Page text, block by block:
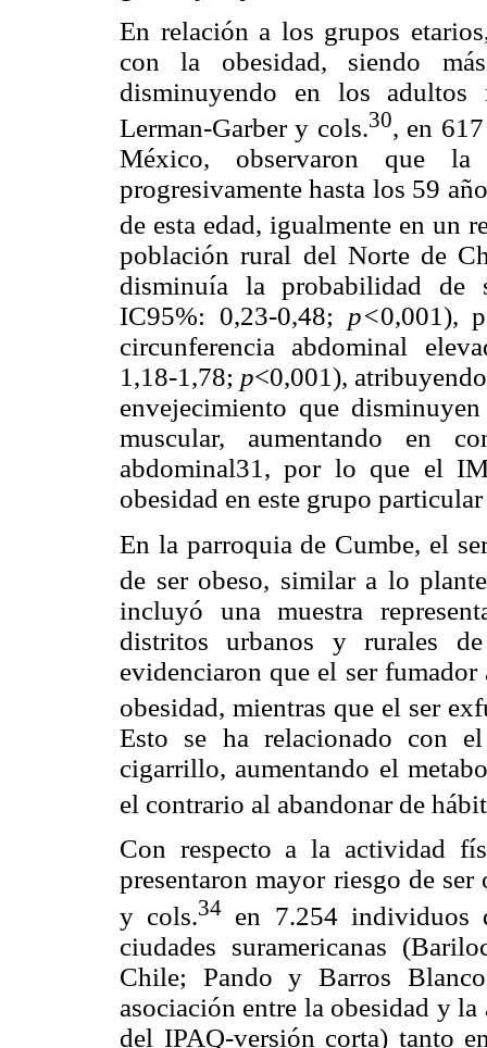
En relación a los grupos
con la obesidad, siendo
disminuyendo en los
Lerman-Garber y cols.30, en
México, observaron que la
progresivamente hasta los 59
de esta edad, igualmente en un
población rural del Norte de
disminuía la probabilidad de
IC95%: 0,23-0,48; p<0,001),
circunferencia abdominal
1,18-1,78; p<0,001),
envejecimiento que
muscular, aumentando en
abdominal31, por lo que el
obesidad en este grupo
En la parroquia de Cumbe, el
de ser obeso, similar a lo
incluyó una muestra
distritos urbanos y rurales
evidenciaron que el ser fumador
obesidad, mientras que el ser
Esto se ha relacionado con
cigarrillo, aumentando el
el contrario al abandonar de
Con respecto a la actividad
presentaron mayor riesgo de
y cols.34 en 7.254 individuos
ciudades suramericanas
Chile; Pando y Barros
asociación entre la obesidad y
del IPAQ-versión corta) tanto